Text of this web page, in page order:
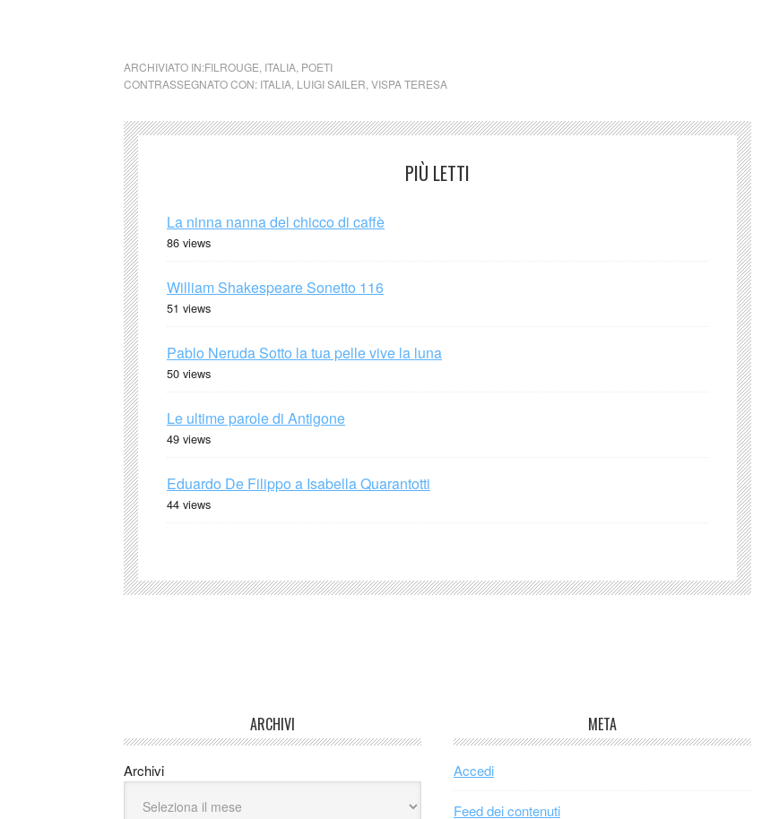
ARCHIVIATO IN:FILROUGE ITALIA POETI
CONTRASSEGNATO CON: ITALIA LUIGI SAILER VISPA TERESA
PIÙ LETTI
La ninna nanna del chicco di caffè
86 views
William Shakespeare Sonetto 116
51 views
Pablo Neruda Sotto la tua pelle vive la luna
50 views
Le ultime parole di Antigone
49 views
Eduardo De Filippo a Isabella Quarantotti
44 views
ARCHIVI
Archivi
META
Accedi
Feed dei contenuti